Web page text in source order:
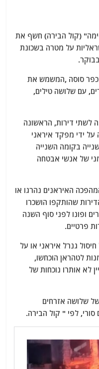
(קול הבירה) חשף את
על מטרה בשכונת
סוסה ,המשמש את
עם שלושה טילים,
לשתי דירות, הראשונה
על ידי מפקד איראני
בקומה השנייה
של אנשי אבטחה
האיראנים נהרגו או
שהותקפו הושכרו
ופונו לפני סוף השנה
גנרל איראני או על
לטהראן הוכחשו,
לא אותרו נוכחות של
שלושה אזרחים
לפי " קול הבירה.